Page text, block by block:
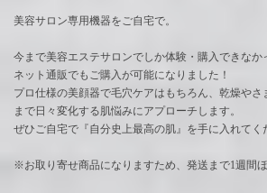
美容サロン専用機器をご自宅で。
今まで美容エステサロンでしか体験・購入できな
ネット通販でもご購入が可能になりました！
プロ仕様の美顔器で毛穴ケアはもちろん、乾燥やさ
まで日々変化する肌悩みにアプローチします。
ぜひご自宅で『自分史上最高の肌』を手に入れてく
※お取り寄せ商品になりますため、発送まで1週間ほ